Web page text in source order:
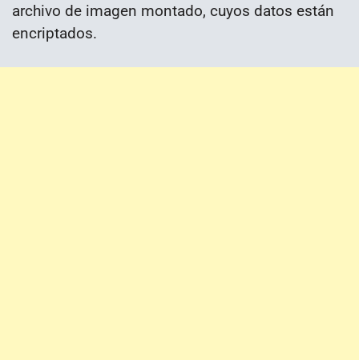
archivo de imagen montado, cuyos datos están
encriptados.